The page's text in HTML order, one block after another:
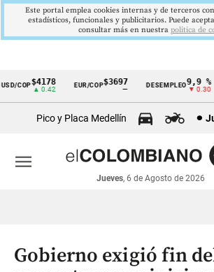
Cintillo
económicos
Colombia
COP$4178
▲ 0.42
EUR/COP$3697 DESEMPLEO9,9 %
▼ 0.30
Pico y Placa Medellín
Jueves, 6 de Agosto de 2026
menu
Gobierno exigió fin
Este portal emplea cookies internas y de terceros
estadísticos, funcionales y publicitarios. Puede
consultar más en nuestra politica de